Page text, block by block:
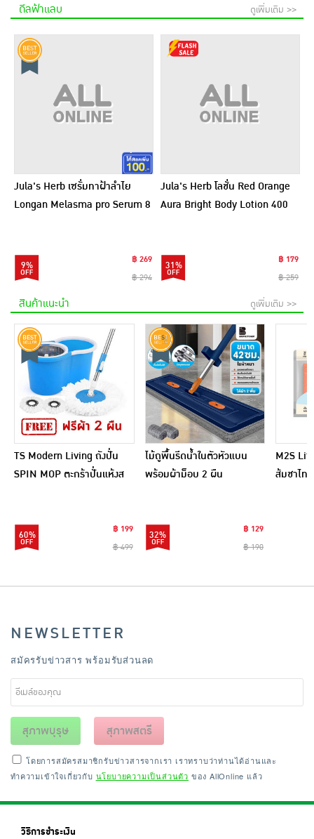
ดีลฟ้าแลบ ดูเพิ่มเติม >>
Jula's Herb เซรั่มทาฝ้าลำไย
Longan Melasma pro Serum 8
9%
฿ 269
฿ 294
Jula's Herb โลชั่น Red Orange
Aura Bright Body Lotion 400
31%
฿ 179
฿ 259
สินค้าแนะนำ ดูเพิ่มเติม >>
TS Modern Living ถังปั่น
SPIN MOP ตะกร้าปั่นแห้งส
60%
฿ 199
฿ 499
ไม้ถูพื้นรีดน้ำในตัวหัวแบน
พร้อมผ้าม็อบ 2 ผืน
32%
฿ 129
฿ 190
M2S
ส้มชาไท
NEWSLETTER
สมัครรับข่าวสาร พร้อมรับส่วนลด
สุภาพบุรุษ สุภาพสตรี
โดยการสมัครสมาชิกรับข่าวสารจากเรา เราทราบว่าท่านได้อ่านและ
ทำความเข้าใจเกี่ยวกับ นโยบายความเป็นส่วนตัว ของ AllOnline แล้ว
วิธีการชำระเงิน